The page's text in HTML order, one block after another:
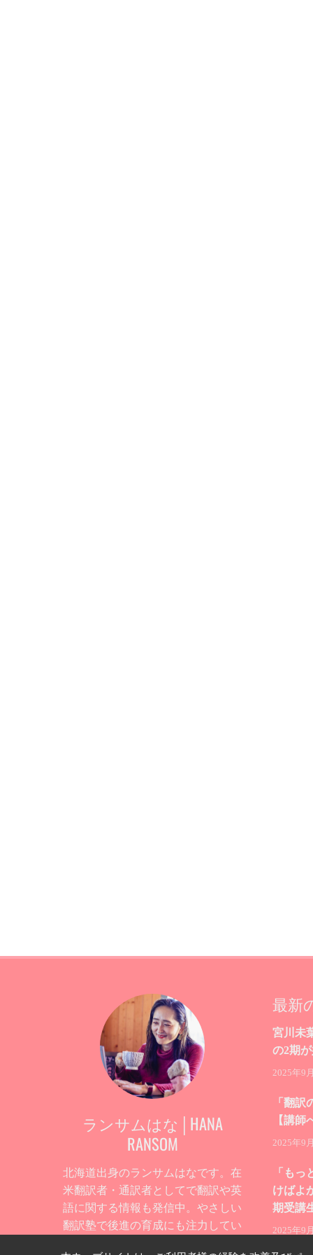
ランサムはな│HANA
RANSOM
北海道出身のランサムはなです。在
米翻訳者・通訳者としてで翻訳や英
語に関する情報も発信中。やさしい
翻訳塾で後進の育成にも注力してい
最新
宮川未
の2期
2025年9
「翻
【講師
2025年9
「もっ
けばよ
期受講
2025年9